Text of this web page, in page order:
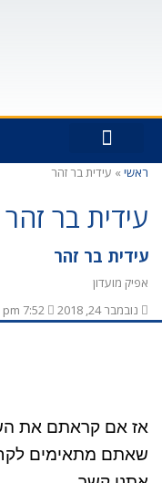
ראשי » עידית בר זהר
עידית בר זהר
עידית בר זהר
אפיק מועדון
נובמבר 24, 2018
אז אם קראתם את
שאתם מתאימים